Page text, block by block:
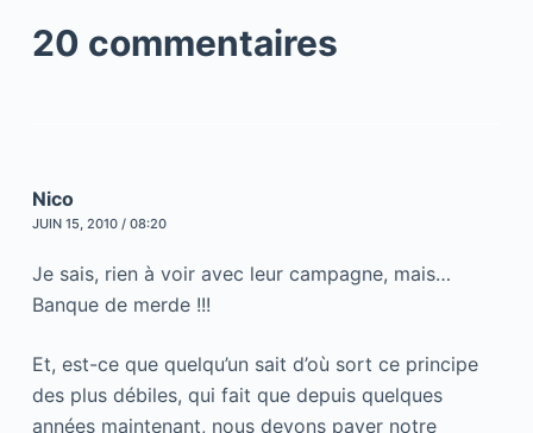
20 commentaires
Nico
JUIN 15, 2010 / 08:20
Je sais, rien à voir avec leur campagne, mais…
Banque de merde !!!
Et, est-ce que quelqu’un sait d’où sort ce principe
des plus débiles, qui fait que depuis quelques
années maintenant, nous devons payer notre